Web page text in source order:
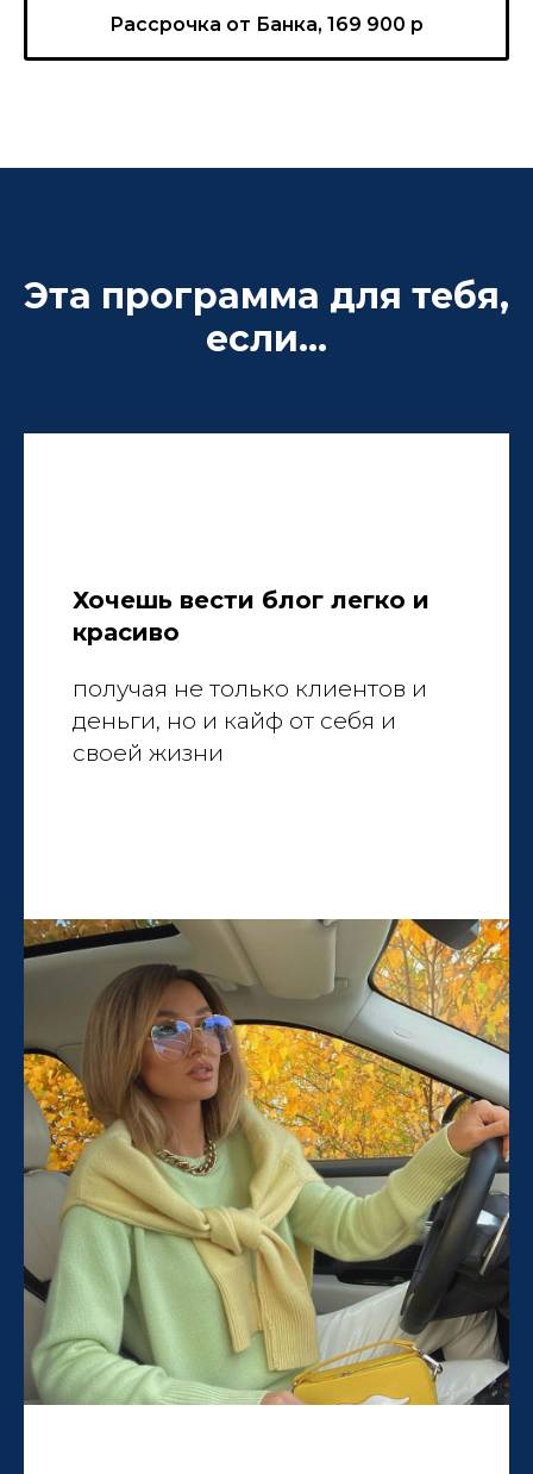
Рассрочка от Банка, 169 900 р
Эта программа для тебя,
если...
Хочешь вести блог легко и
красиво
получая не только клиентов и
деньги, но и кайф от себя и
своей жизни